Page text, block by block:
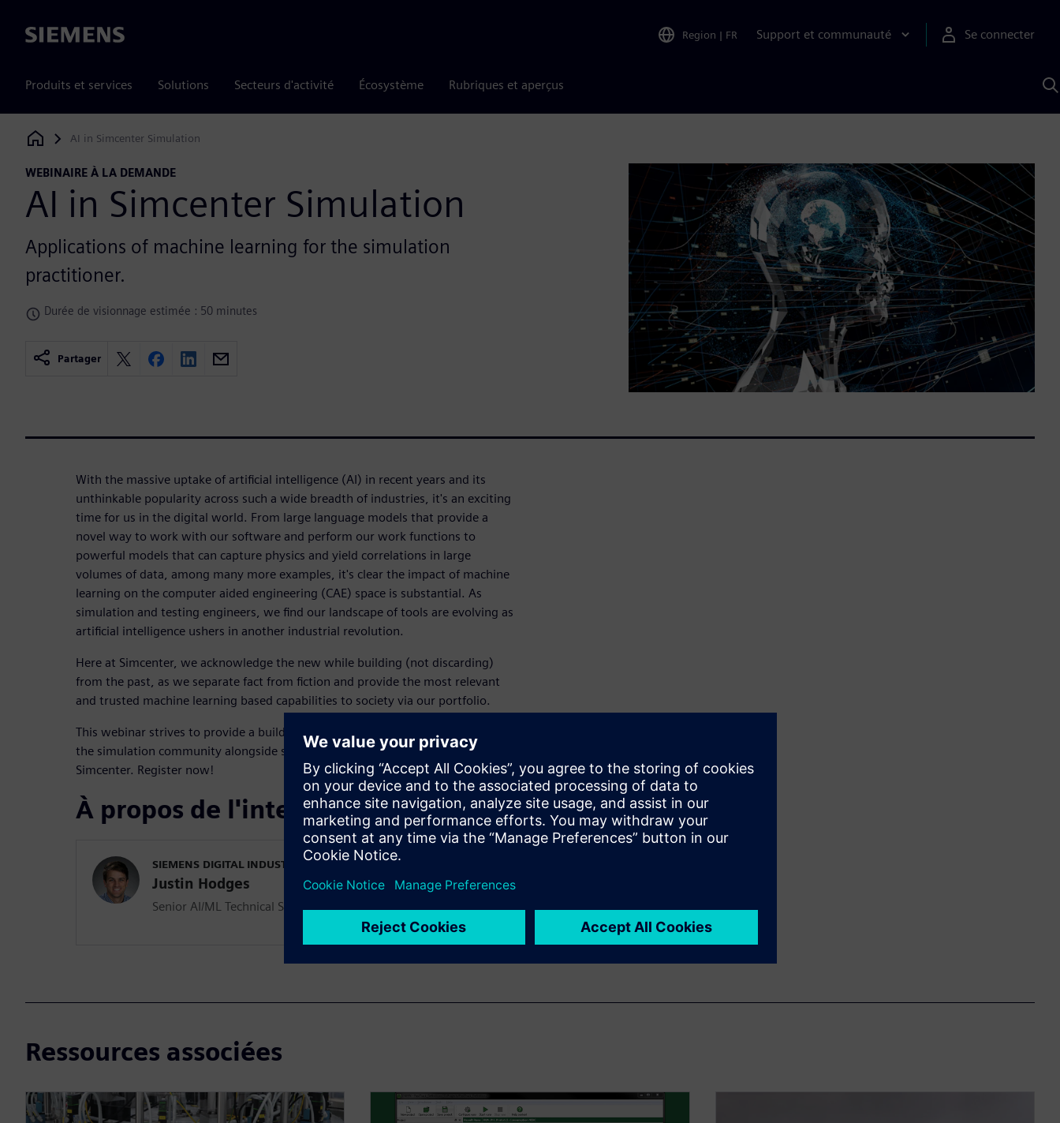
Siemens Region | FR Support et communauté Se connecter
Produits et services Solutions Secteurs d'activité Écosystème Rubriques et aperçus
Siemens Digital Industries Software
AI in Simcenter Simulation
WEBINAIRE À LA DEMANDE
AI in Simcenter Simulation
Applications of machine learning for the simulation
practitioner.
Durée de visionnage estimée : 50 minutes
Partager
With the massive uptake of artificial intelligence (AI) in recent years and its
unthinkable popularity across such a wide breadth of industries, it's an exciting
time for us in the digital world. From large language models that provide a
novel way to work with our software and perform our work functions to
powerful models that can capture physics and yield correlations in large
volumes of data, among many more examples, it's clear the impact of machine
learning on the computer aided engineering (CAE) space is substantial. As
simulation and testing engineers, we find our landscape of tools are evolving as
artificial intelligence ushers in another industrial revolution.
Here at Simcenter, we acknowledge the new while building (not discarding)
from the past, as we separate fact from fiction and provide the most relevant
and trusted machine learning based capabilities to society via our portfolio.
This webinar strives to provide a build-up for how machine learning can benefit
the simulation community alongside some (of many) practical use cases and
Simcenter. Register now!
À propos de l'intervenant
SIEMENS DIGITAL INDUSTRIES SOFTWARE
Justin Hodges
Senior AI/ML Technical Specialist (Product Management)
Ressources associées